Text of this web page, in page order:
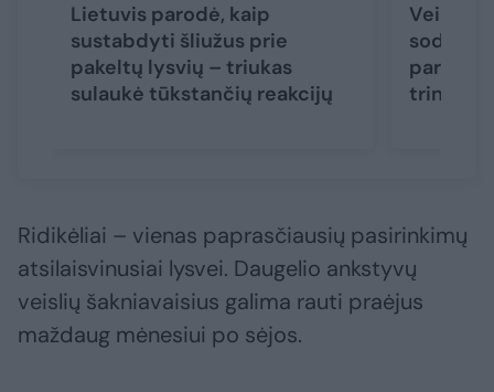
Lietuvis parodė, kaip
sustabdyti šliužus prie
pakeltų lysvių – triukas
sulaukė tūkstančių reakcijų
Veikia
parą
trinkelių
Ridikėliai – vienas paprasčiausių pasirinkimų
atsilaisvinusiai lysvei. Daugelio ankstyvų
veislių šakniavaisius galima rauti praėjus
maždaug mėnesiui po sėjos.